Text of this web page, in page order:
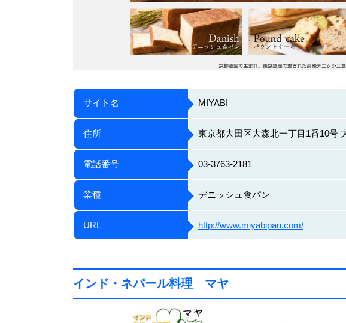
サイト名 MIYABI
住所 東京都大田区大森北一丁目1番10号
電話番号 03-3763-2181
業種 デニッシュ食パン
URL http://www.miyabipan.com/
インド・ネパール料理 マヤ